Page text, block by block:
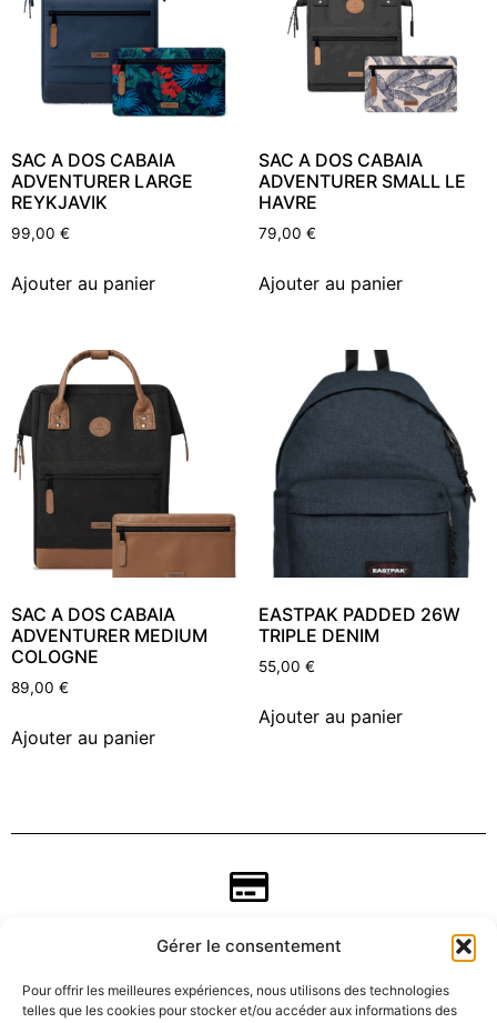
Gérer le consentement
Pour offrir les meilleures expériences, nous utilisons des technologies
telles que les cookies pour stocker et/ou accéder aux informations des
SAC A DOS CABAIA
ADVENTURER LARGE
REYKJAVIK
99,00 €
Ajouter au panier
SAC A DOS CABAIA
ADVENTURER SMALL LE
HAVRE
79,00 €
Ajouter au panier
SAC A DOS CABAIA
ADVENTURER MEDIUM
COLOGNE
89,00 €
Ajouter au panier
EASTPAK PADDED 26W
TRIPLE DENIM
55,00 €
Ajouter au panier